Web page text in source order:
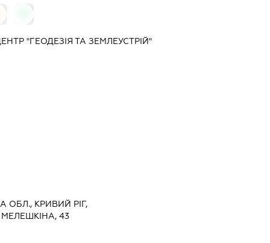
"ГЕОДЕЗІЯ ТА ЗЕМЛЕУСТРІЙ"
ОБЛ., КРИВИЙ РІГ,
43